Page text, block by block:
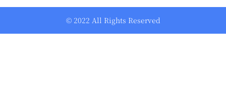
© 2022 All Rights Reserved